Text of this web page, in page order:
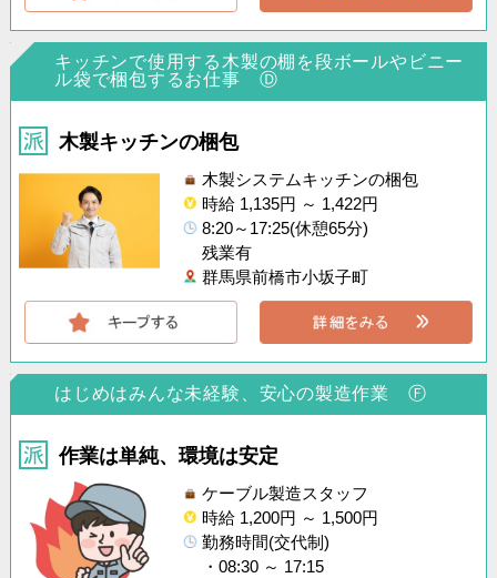
キッチンで使用する木製の棚を段ボールやビニー
ル袋で梱包するお仕事 Ⓓ
木製キッチンの梱包
木製システムキッチンの梱包
時給 1,135円 ～ 1,422円
8:20～17:25(休憩65分)
残業有
群馬県前橋市小坂子町
はじめはみんな未経験、安心の製造作業 Ⓕ
作業は単純、環境は安定
ケーブル製造スタッフ
時給 1,200円 ～ 1,500円
勤務時間(交代制)
・08:30 ～ 17:15